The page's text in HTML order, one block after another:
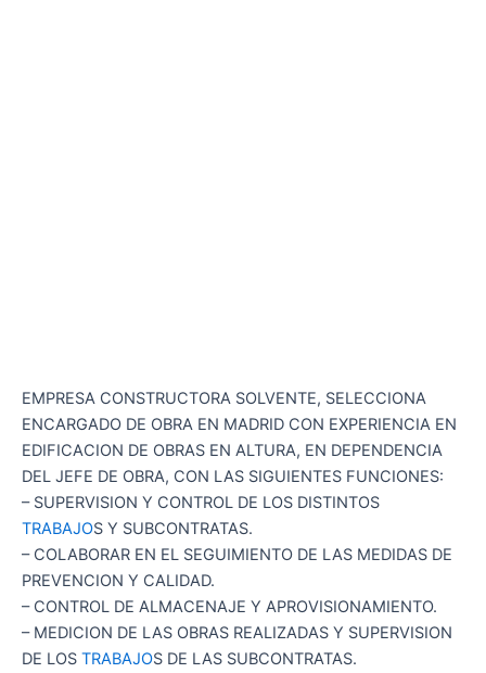
EMPRESA CONSTRUCTORA SOLVENTE, SELECCIONA
ENCARGADO DE OBRA EN MADRID CON EXPERIENCIA EN
EDIFICACION DE OBRAS EN ALTURA, EN DEPENDENCIA
DEL JEFE DE OBRA, CON LAS SIGUIENTES FUNCIONES:
– SUPERVISION Y CONTROL DE LOS DISTINTOS
TRABAJOS Y SUBCONTRATAS.
– COLABORAR EN EL SEGUIMIENTO DE LAS MEDIDAS DE
PREVENCION Y CALIDAD.
– CONTROL DE ALMACENAJE Y APROVISIONAMIENTO.
– MEDICION DE LAS OBRAS REALIZADAS Y SUPERVISION
DE LOS TRABAJOS DE LAS SUBCONTRATAS.